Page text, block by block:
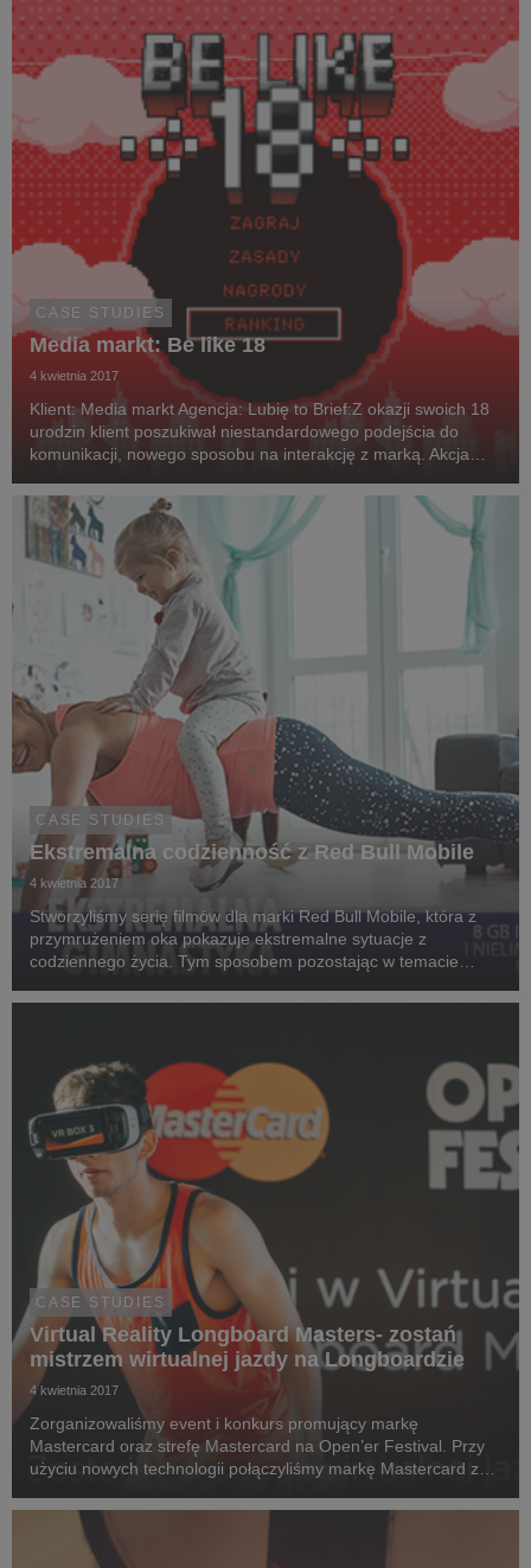
CASE STUDIES
Media markt: Be like 18
4 kwietnia 2017
Klient: Media markt Agencja: Lubię to Brief:Z okazji swoich 18
urodzin klient poszukiwał niestandardowego podejścia do
komunikacji, nowego sposobu na interakcję z marką. Akcja
promocji cenowych (nuuda). Szukaliś...
CASE STUDIES
Ekstremalna codzienność z Red Bull Mobile
4 kwietnia 2017
Stworzyliśmy serię filmów dla marki Red Bull Mobile, która z
przymrużeniem oka pokazuje ekstremalne sytuacje z
codziennego życia. Tym sposobem pozostając w temacie
Red Bull Mobile od marki matki, czyli Red Bull. ...
CASE STUDIES
Virtual Reality Longboard Masters- zostań
mistrzem wirtualnej jazdy na Longboardzie
4 kwietnia 2017
Zorganizowaliśmy event i konkurs promujący markę
Mastercard oraz strefę Mastercard na Open’er Festival. Przy
użyciu nowych technologii połączyliśmy markę Mastercard z
uczestników mógł wziąć udział w wirtualnych, ...